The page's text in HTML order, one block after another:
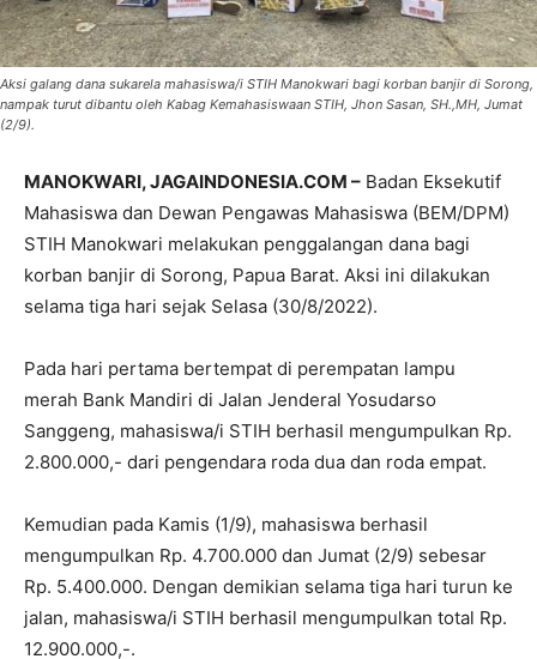
Aksi galang dana sukarela mahasiswa/i STIH Manokwari bagi korban banjir di Sorong,
nampak turut dibantu oleh Kabag Kemahasiswaan STIH, Jhon Sasan, SH.,MH, Jumat
(2/9).
MANOKWARI, JAGAINDONESIA.COM – Badan Eksekutif
Mahasiswa dan Dewan Pengawas Mahasiswa (BEM/DPM)
STIH Manokwari melakukan penggalangan dana bagi
korban banjir di Sorong, Papua Barat. Aksi ini dilakukan
selama tiga hari sejak Selasa (30/8/2022).
Pada hari pertama bertempat di perempatan lampu
merah Bank Mandiri di Jalan Jenderal Yosudarso
Sanggeng, mahasiswa/i STIH berhasil mengumpulkan Rp.
2.800.000,- dari pengendara roda dua dan roda empat.
Kemudian pada Kamis (1/9), mahasiswa berhasil
mengumpulkan Rp. 4.700.000 dan Jumat (2/9) sebesar
Rp. 5.400.000. Dengan demikian selama tiga hari turun ke
jalan, mahasiswa/i STIH berhasil mengumpulkan total Rp.
12.900.000,-.